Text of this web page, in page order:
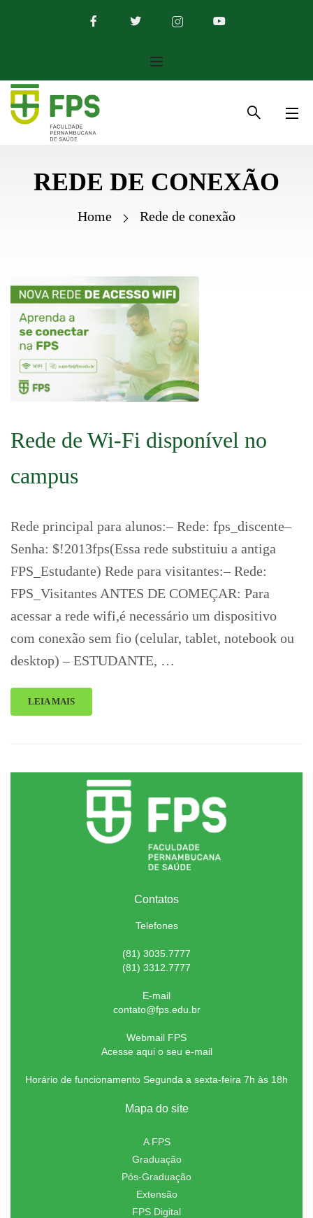
REDE DE CONEXÃO
Home Rede de conexão
Rede de Wi-Fi disponível no
campus
Rede principal para alunos:– Rede: fps_discente–
Senha: $!2013fps(Essa rede substituiu a antiga
FPS_Estudante) Rede para visitantes:– Rede:
FPS_Visitantes ANTES DE COMEÇAR: Para
acessar a rede wifi,é necessário um dispositivo
com conexão sem fio (celular, tablet, notebook ou
desktop) – ESTUDANTE, …
LEIA MAIS
Contatos
Telefones
(81) 3035.7777
(81) 3312.7777
E-mail
contato@fps.edu.br
Webmail FPS
Acesse aqui o seu e-mail
Horário de funcionamento Segunda a sexta-feira 7h às 18h
Mapa do site
A FPS
Graduação
Pós-Graduação
Extensão
FPS Digital